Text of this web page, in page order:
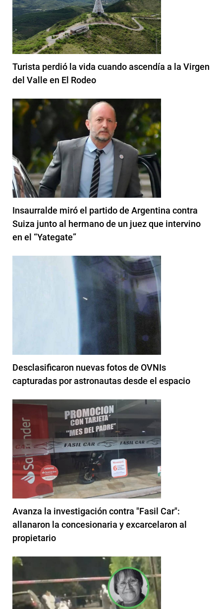
Turista perdió la vida cuando ascendía a la Virgen
del Valle en El Rodeo
Insaurralde miró el partido de Argentina contra
Suiza junto al hermano de un juez que intervino
en el “Yategate”
Desclasificaron nuevas fotos de OVNIs
capturadas por astronautas desde el espacio
Avanza la investigación contra "Fasil Car":
allanaron la concesionaria y excarcelaron al
propietario